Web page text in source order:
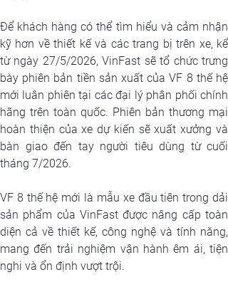
Để khách hàng có thể tìm hiểu và cảm nhận
kỹ hơn về thiết kế và các trang bị trên xe, kể
từ ngày 27/5/2026, VinFast sẽ tổ chức trưng
bày phiên bản tiền sản xuất của VF 8 thế hệ
mới luân phiên tại các đại lý phân phối chính
hãng trên toàn quốc. Phiên bản thương mại
hoàn thiện của xe dự kiến sẽ xuất xưởng và
bàn giao đến tay người tiêu dùng từ cuối
tháng 7/2026.
VF 8 thế hệ mới là mẫu xe đầu tiên trong dải
sản phẩm của VinFast được nâng cấp toàn
diện cả về thiết kế, công nghệ và tính năng,
mang đến trải nghiệm vận hành êm ái, tiện
nghi và ổn định vượt trội.